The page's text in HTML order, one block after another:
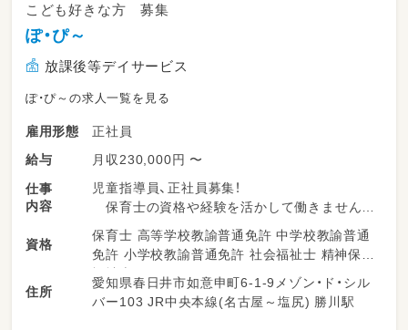
こども好きな方 募集
ぽ・ぴ～
放課後等デイサービス
ぽ・ぴ～の求人一覧を見る
雇用形態
正社員
給与
月収230,000円 〜
仕事
内容
児童指導員、正社員募集！
保育士の資格や経験を活かして働きません
か？
＊スタッフの増員の為、２名のみ正社員募集で
す＊
資格
保育士 高等学校教諭普通免許 中学校教諭普通
免許 小学校教諭普通免許 社会福祉士 精神保健
福祉士
住所
愛知県春日井市如意申町6-1-9メゾン・ド・シル
バー103 JR中央本線(名古屋～塩尻) 勝川駅